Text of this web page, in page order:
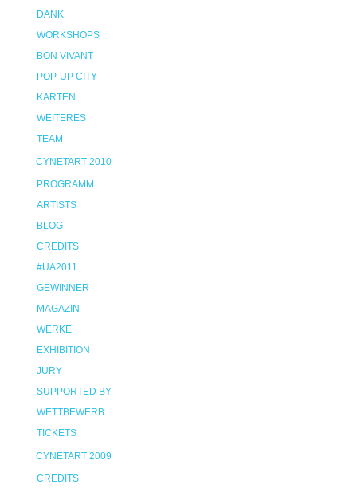
DANK
WORKSHOPS
BON VIVANT
POP-UP CITY
KARTEN
WEITERES
TEAM
CYNETART 2010
PROGRAMM
ARTISTS
BLOG
CREDITS
#UA2011
GEWINNER
MAGAZIN
WERKE
EXHIBITION
JURY
SUPPORTED BY
WETTBEWERB
TICKETS
CYNETART 2009
CREDITS